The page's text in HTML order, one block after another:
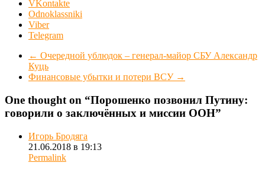
VKontakte
Odnoklassniki
Viber
Telegram
← Очередной ублюдок – генерал-майор СБУ Александр
Куць
Финансовые убытки и потери ВСУ →
One thought on “Порошенко позвонил Путину:
говорили о заключённых и миссии ООН”
Игорь Бродяга
21.06.2018 в 19:13
Permalink